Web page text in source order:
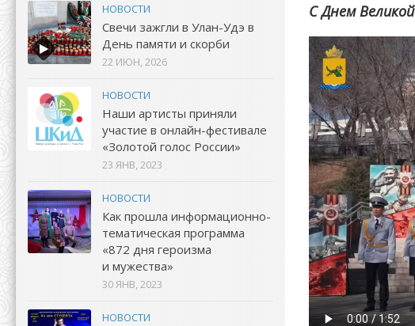
С Днем
НОВОСТИ
Свечи зажгли в Улан-Удэ в
День памяти и скорби
22 ИЮН, 2026
НОВОСТИ
Наши артисты приняли
участие в онлайн-фестивале
«Золотой голос России»
23 ЯНВ, 2023
НОВОСТИ
Как прошла информационно-
тематическая программа
«872 дня героизма
и мужества»
30 ЯНВ, 2023
НОВОСТИ